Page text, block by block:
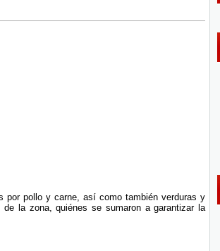
por pollo y carne, así como también verduras y
de la zona, quiénes se sumaron a garantizar la